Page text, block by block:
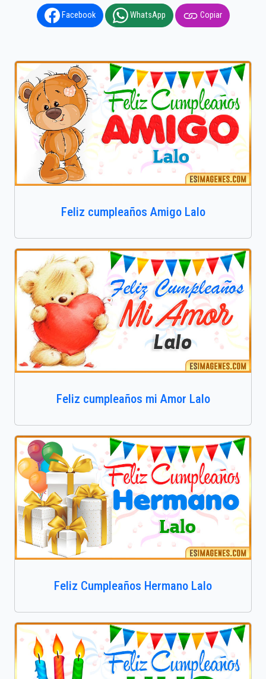
Facebook WhatsApp Copiar
Feliz cumpleaños Amigo Lalo
Feliz cumpleaños mi Amor Lalo
Feliz Cumpleaños Hermano Lalo